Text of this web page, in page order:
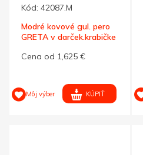
Kód: 42087.M
Modré kovové gul. pero
GRETA v darček.krabičke
Cena od 1,625 €
Môj výber KÚPIŤ